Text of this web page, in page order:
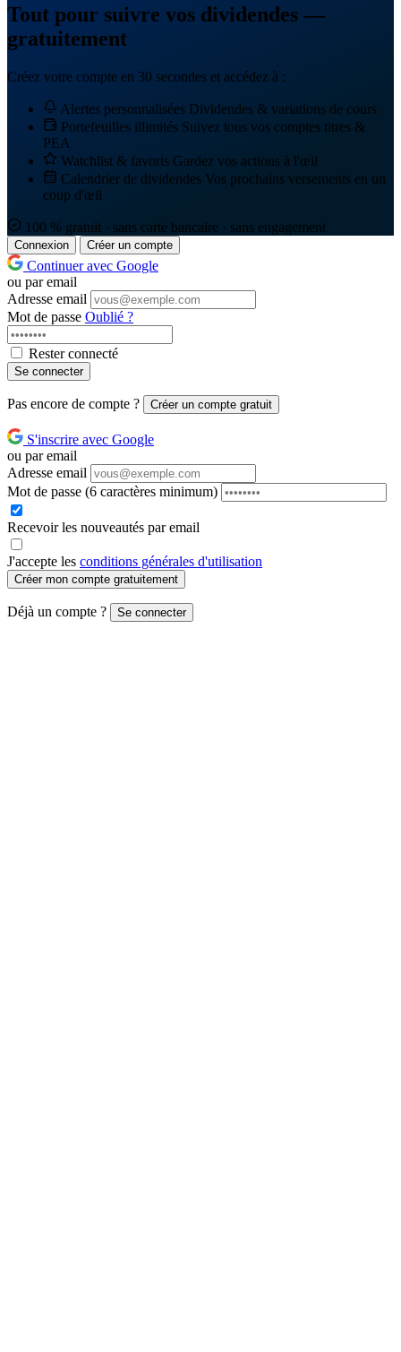
Tout pour suivre vos dividendes —
gratuitement
Créez votre compte en 30 secondes et accédez à :
Alertes personnalisées Dividendes & variations de cours
Portefeuilles illimités Suivez tous vos comptes titres &
PEA
Watchlist & favoris Gardez vos actions à l'œil
Calendrier de dividendes Vos prochains versements en un
coup d'œil
100 % gratuit · sans carte bancaire · sans engagement
Connexion Créer un compte
Continuer avec Google
ou par email
Adresse email
Mot de passe Oublié ?
Rester connecté
Se connecter
Pas encore de compte ? Créer un compte gratuit
S'inscrire avec Google
ou par email
Adresse email
Mot de passe (6 caractères minimum)
Recevoir les nouveautés par email
J'accepte les conditions générales d'utilisation
Créer mon compte gratuitement
Déjà un compte ? Se connecter